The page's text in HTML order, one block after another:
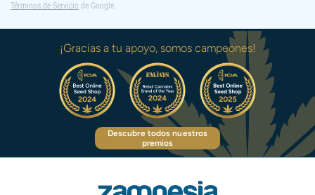
Términos de Servicio de Google.
¡Gracias a tu apoyo, somos campeones!
Descubre todos nuestros
premios